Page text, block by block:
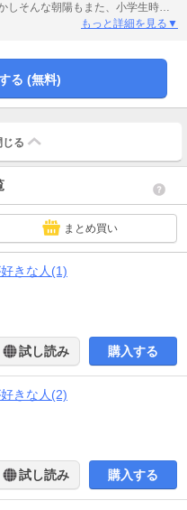
しそんな朝陽もまた、小学生時代
きが交差するにがあまラブコメ、
もっと詳細を見る▼
る (無料)
じる
まとめ買い
きな人(1)
試し読み 購入する
きな人(2)
試し読み 購入する